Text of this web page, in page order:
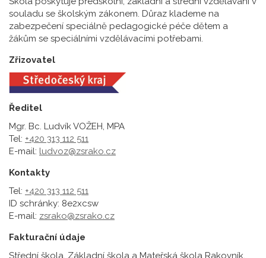
souladu se školským zákonem. Důraz klademe na
zabezpečení speciálně pedagogické péče dětem a
žákům se speciálními vzdělávacími potřebami.
Zřizovatel
Ředitel
Mgr. Bc. Ludvík VOŽEH, MPA
Tel: +420 313 112 511
E-mail: ludvoz@zsrako.cz
Kontakty
Tel: +420 313 112 511
ID schránky: 8e2xcsw
E-mail: zsrako@zsrako.cz
Fakturační údaje
Střední škola, Základní škola a Mateřská škola Rakovník,